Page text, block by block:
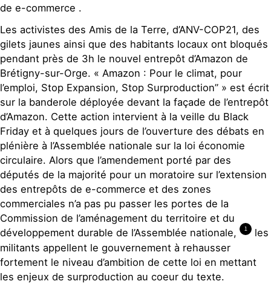
de e-commerce .
Les activistes des Amis de la Terre, d’ANV-COP21, des
gilets jaunes ainsi que des habitants locaux ont bloqués
pendant près de 3h le nouvel entrepôt d’Amazon de
Brétigny-sur-Orge. « Amazon : Pour le climat, pour
l’emploi, Stop Expansion, Stop Surproduction” » est écrit
sur la banderole déployée devant la façade de l’entrepôt
d’Amazon. Cette action intervient à la veille du Black
Friday et à quelques jours de l’ouverture des débats en
plénière à l’Assemblée nationale sur la loi économie
circulaire. Alors que l’amendement porté par des
députés de la majorité pour un moratoire sur l’extension
des entrepôts de e-commerce et des zones
commerciales n’a pas pu passer les portes de la
Commission de l’aménagement du territoire et du
développement durable de l’Assemblée nationale,
1
les
militants appellent le gouvernement à rehausser
fortement le niveau d’ambition de cette loi en mettant
les enjeux de surproduction au coeur du texte.